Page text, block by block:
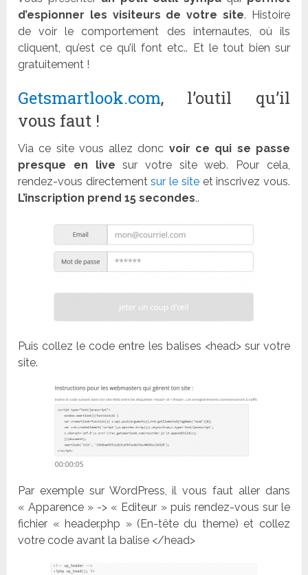
d’espionner les visiteurs de votre site. Histoire
de voir le comportement des internautes, où ils
cliquent, qu’est ce qu’il font etc.. Et le tout bien sur
gratuitement !
Getsmartlook.com, l’outil qu’il
vous faut !
Via ce site vous allez donc voir ce qui se passe
presque en live sur votre site web. Pour cela,
rendez-vous directementsur le site et inscrivez vous.
L’inscription prend 15 secondes..
Puis collez le code entre les balises <head> sur votre
site.
Par exemple sur WordPress, il vous faut aller dans
« Apparence » -> « Editeur » puis rendez-vous sur le
fichier « header.php » (En-tête du theme) et collez
votre code avant la balise </head>